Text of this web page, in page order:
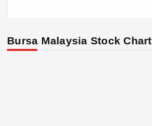
Bursa Malaysia Stock Chart